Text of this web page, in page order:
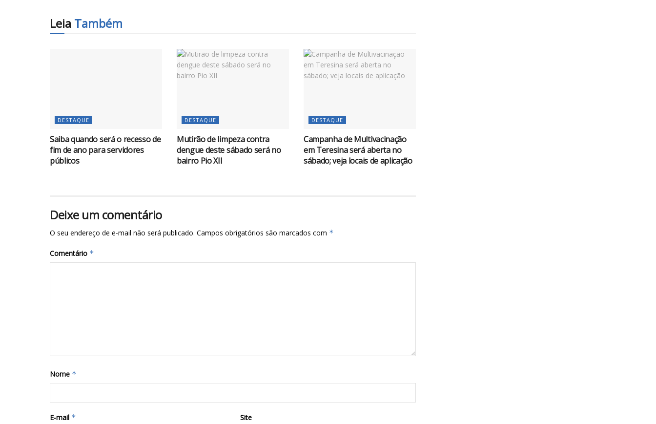
Leia Também
DESTAQUE
Saiba quando será o recesso de
fim de ano para servidores
públicos
DESTAQUE
Mutirão de limpeza contra
dengue deste sábado será no
bairro Pio XII
DESTAQUE
Campanha de Multivacinação
em Teresina será aberta no
sábado; veja locais de aplicação
Deixe um comentário
O seu endereço de e-mail não será publicado. Campos obrigatórios são marcados com *
Comentário *
Nome *
E-mail * Site